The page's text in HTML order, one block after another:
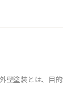
壁塗装とは、目